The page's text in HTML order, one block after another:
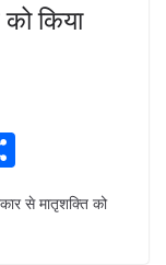
किया
h
ar
से मातृशक्ति को